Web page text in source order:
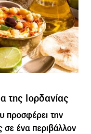
της Ιορδανίας
προσφέρει την
σε ένα περιβάλλον